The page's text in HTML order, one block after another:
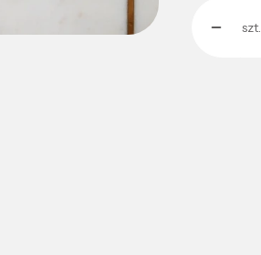
szt.